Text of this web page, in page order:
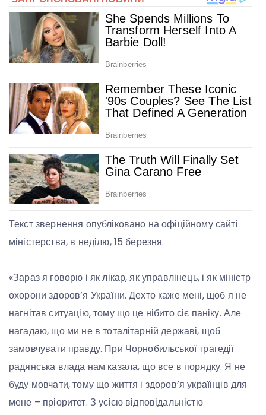
Текст звернення опубліковано на офіційному сайті
міністерства, в неділю, 15 березня.
«Зараз я говорю і як лікар, як управлінець, і як міністр
охорони здоров’я України. Дехто каже мені, щоб я не
нагнітав ситуацію, тому що це нібито сіє паніку. Але
нагадаю, що ми не в тоталітарній державі, щоб
замовчувати правду. При Чорнобильської трагедії
радянська влада нам казала, що все в порядку. Я не
буду мовчати, тому що життя і здоров’я українців для
мене – пріоритет. З усією відповідальністю